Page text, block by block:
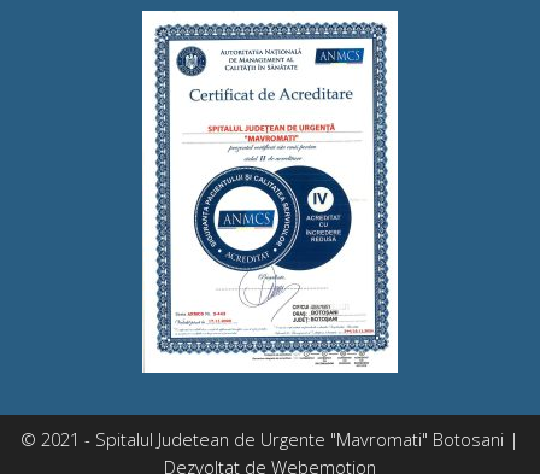
© 2021 - Spitalul Judetean de Urgente "Mavromati" Botosani |
Dezvoltat de Webemotion